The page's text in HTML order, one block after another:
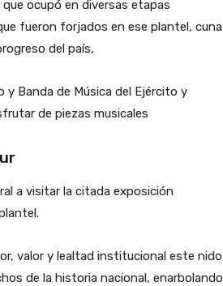
ocupó en diversas etapas
fueron forjados en ese plantel, cuna
del país,
Banda de Música del Ejército y
de piezas musicales
a visitar la citada exposición
valor y lealtad institucional este nido
de la historia nacional, enarbolando